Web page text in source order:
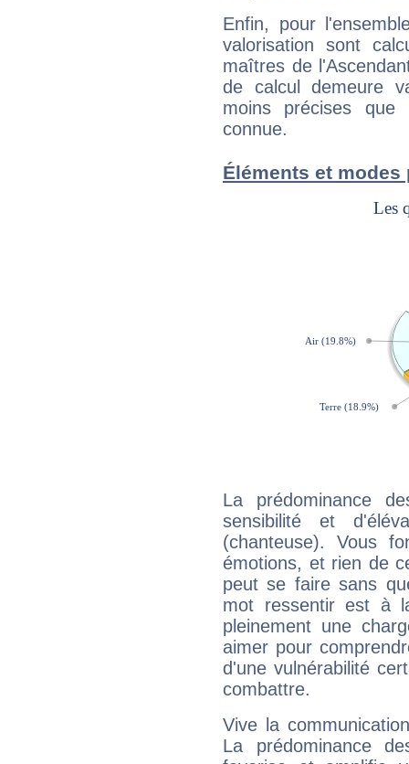
Enfin, pour
valorisation sont
maîtres de
de calcul demeure
moins précises que
connue.
Éléments et modes
La prédominance
sensibilité et
(chanteuse). Vous
émotions, et rien de
peut se faire sans
mot ressentir est à
pleinement une
aimer pour
d'une vulnérabilité
combattre.
Vive la
La prédominance